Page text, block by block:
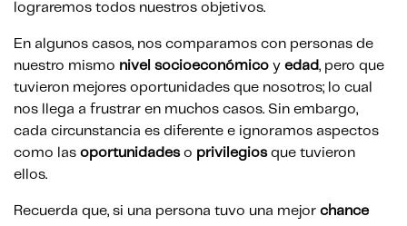
lograremos todos nuestros objetivos.
En algunos casos, nos comparamos con personas de
nuestro mismo nivel socioeconómico y edad, pero que
tuvieron mejores oportunidades que nosotros; lo cual
nos llega a frustrar en muchos casos. Sin embargo,
cada circunstancia es diferente e ignoramos aspectos
como las oportunidadeso privilegiosque tuvieron
ellos.
Recuerda que, si una persona tuvo una mejor chance